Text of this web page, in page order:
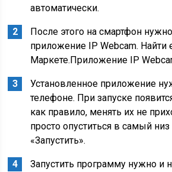
автоматически.
После этого на смартфон
приложение IP Webcam.
Маркете.Приложение IP
Установленное приложение
телефоне. При запуске
как правило, менять их не
просто опуститься в самый
«Запустить».
Запустить программу нужно и